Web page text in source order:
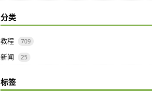
分类
教程 709
新闻 25
标签